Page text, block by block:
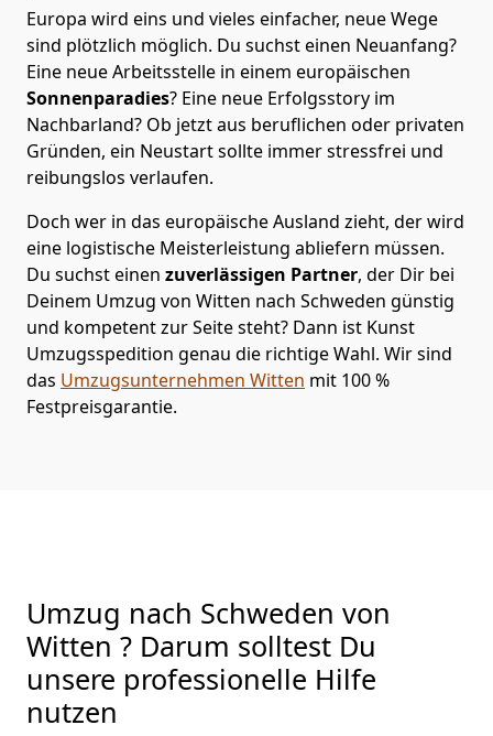
Europa wird eins und vieles einfacher, neue Wege
sind plötzlich möglich. Du suchst einen Neuanfang?
Eine neue Arbeitsstelle in einem europäischen
Sonnenparadies? Eine neue Erfolgsstory im
Nachbarland? Ob jetzt aus beruflichen oder privaten
Gründen, ein Neustart sollte immer stressfrei und
reibungslos verlaufen.
Doch wer in das europäische Ausland zieht, der wird
eine logistische Meisterleistung abliefern müssen.
Du suchst einen zuverlässigen Partner, der Dir bei
Deinem Umzug von Witten nach Schweden günstig
und kompetent zur Seite steht? Dann ist Kunst
Umzugsspedition genau die richtige Wahl. Wir sind
das Umzugsunternehmen Witten mit 100 %
Festpreisgarantie.
Umzug nach Schweden von
Witten ? Darum solltest Du
unsere professionelle Hilfe
nutzen